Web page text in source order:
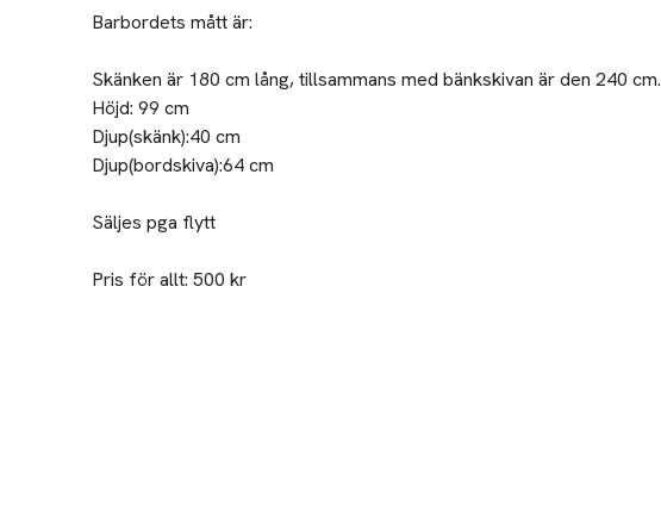
Barbordets mått är:
Skänken är 180 cm lång, tillsammans med bänkskivan är den 240 cm.
Höjd: 99 cm
Djup(skänk):40 cm
Djup(bordskiva):64 cm
Säljes pga flytt
Pris för allt: 500 kr